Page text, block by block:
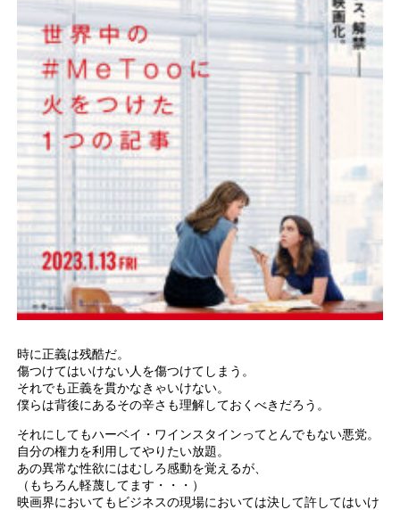
時に正義は残酷だ。
傷つけてはいけない人を傷つけてしまう。
それでも正義を貫かなきゃいけない。
僕らは背後にあるその辛さも理解しておくべきだろう。
それにしてもハーベイ・ワインスタインってとんでもない悪党。
自分の権力を利用してやりたい放題。
あの異常な性欲にはむしろ感動を覚えるが、
（もちろん軽蔑してます・・・）
映画界においてもビジネスの現場においては決して許してはいけ